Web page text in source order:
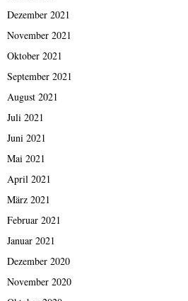
Dezember 2021
November 2021
Oktober 2021
September 2021
August 2021
Juli 2021
Juni 2021
Mai 2021
April 2021
März 2021
Februar 2021
Januar 2021
Dezember 2020
November 2020